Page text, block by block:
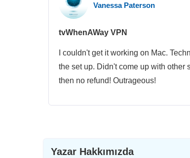
Vanessa Paterson
tvWhenAWay VPN
I couldn't get it working on Mac.
the set up. Didn't come up with other
then no refund! Outrageous!
Yazar Hakkımızda